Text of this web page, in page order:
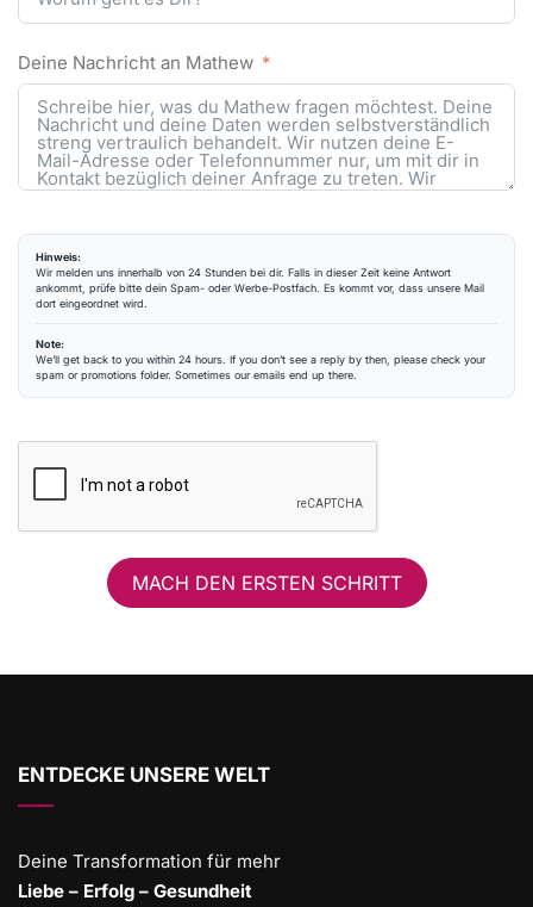
Deine Nachricht an Mathew
Hinweis:
Wir melden uns innerhalb von 24 Stunden bei dir. Falls in dieser Zeit keine Antwort
ankommt, prüfe bitte dein Spam- oder Werbe-Postfach. Es kommt vor, dass unsere Mail
dort eingeordnet wird.
Note:
We’ll get back to you within 24 hours. If you don’t see a reply by then, please check your
spam or promotions folder. Sometimes our emails end up there.
MACH DEN ERSTEN SCHRITT
ENTDECKE UNSERE WELT
Deine Transformation für mehr
Liebe – Erfolg – Gesundheit